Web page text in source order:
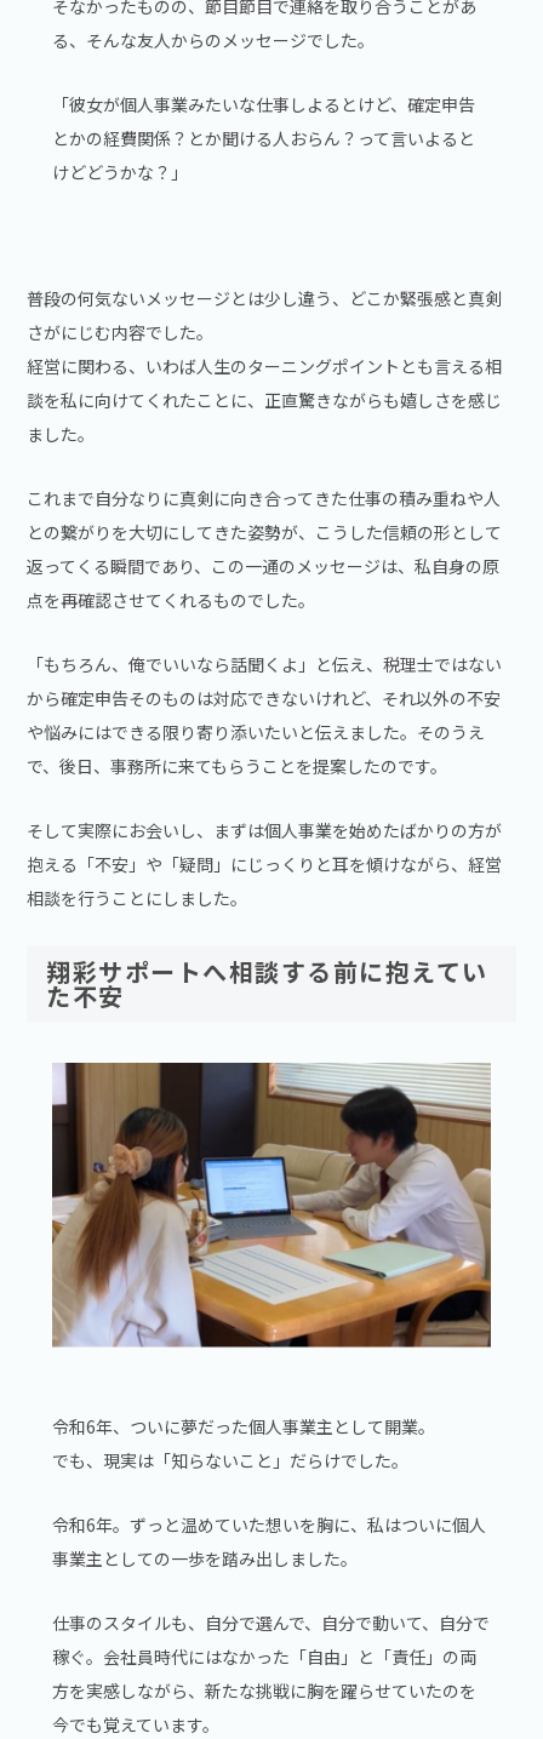
そなかったものの、節目節目で連絡を取り合うことがあ
る、そんな友人からのメッセージでした。
「彼女が個人事業みたいな仕事しよるとけど、確定申告
とかの経費関係？とか聞ける人おらん？って言いよると
けどどうかな？」
普段の何気ないメッセージとは少し違う、どこか緊張感と真剣
さがにじむ内容でした。
経営に関わる、いわば人生のターニングポイントとも言える相
談を私に向けてくれたことに、正直驚きながらも嬉しさを感じ
ました。
これまで自分なりに真剣に向き合ってきた仕事の積み重ねや人
との繋がりを大切にしてきた姿勢が、こうした信頼の形として
返ってくる瞬間であり、この一通のメッセージは、私自身の原
点を再確認させてくれるものでした。
「もちろん、俺でいいなら話聞くよ」と伝え、税理士ではない
から確定申告そのものは対応できないけれど、それ以外の不安
や悩みにはできる限り寄り添いたいと伝えました。そのうえ
で、後日、事務所に来てもらうことを提案したのです。
そして実際にお会いし、まずは個人事業を始めたばかりの方が
抱える「不安」や「疑問」にじっくりと耳を傾けながら、経営
相談を行うことにしました。
翔彩サポートへ相談する前に抱えてい
た不安
令和6年、ついに夢だった個人事業主として開業。
でも、現実は「知らないこと」だらけでした。
令和6年。ずっと温めていた想いを胸に、私はついに個人
事業主としての一歩を踏み出しました。
仕事のスタイルも、自分で選んで、自分で動いて、自分で
稼ぐ。会社員時代にはなかった「自由」と「責任」の両
方を実感しながら、新たな挑戦に胸を躍らせていたのを
今でも覚えています。